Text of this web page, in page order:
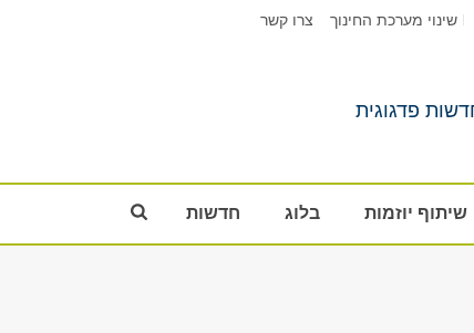
שינוי מערכת החינוך צרו קשר
שיתוף יוזמות בלוג חדשות